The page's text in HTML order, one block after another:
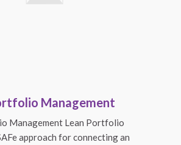
Management
Management Lean Portfolio
approach for connecting an